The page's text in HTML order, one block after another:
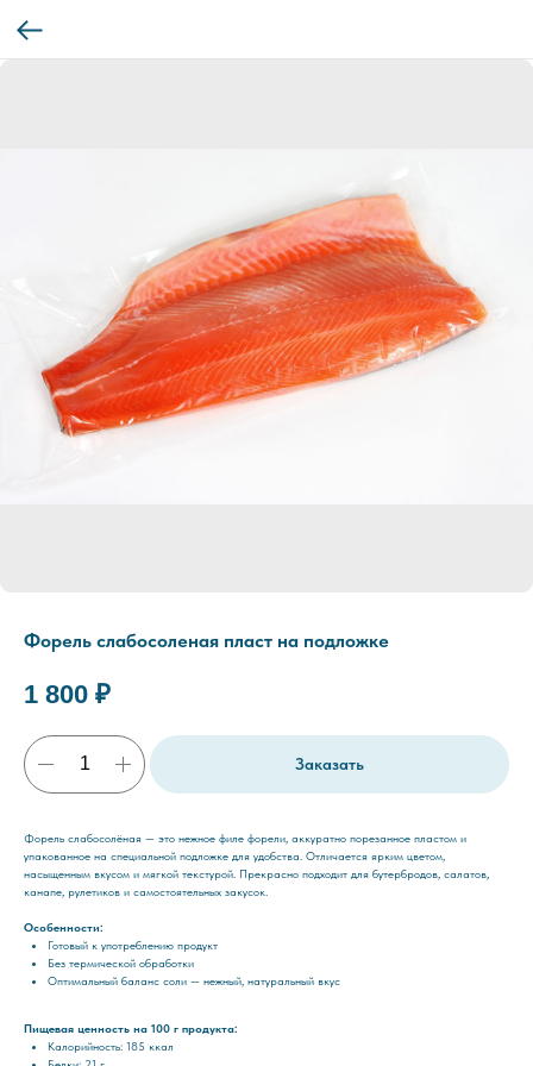
Форель слабосоленая пласт на подложке
1 800 ₽
Заказать
Форель слабосолёная — это нежное филе форели, аккуратно порезанное пластом и
упакованное на специальной подложке для удобства. Отличается ярким цветом,
насыщенным вкусом и мягкой текстурой. Прекрасно подходит для бутербродов, салатов,
канапе, рулетиков и самостоятельных закусок.
Особенности:
Готовый к употреблению продукт
Без термической обработки
Оптимальный баланс соли — нежный, натуральный вкус
Пищевая ценность на 100 г продукта:
Калорийность: 185 ккал